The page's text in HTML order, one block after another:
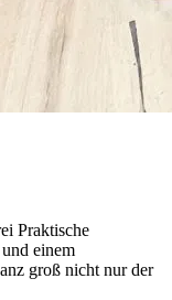
Praktische
einem
groß nicht nur der